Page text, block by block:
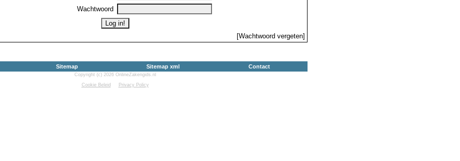
Wachtwoord
[Wachtwoord vergeten]
Sitemap Sitemap xml Contact
Copyright (c) 2026 OnlineZakengids.nl
Cookie Beleid
Privacy Policy